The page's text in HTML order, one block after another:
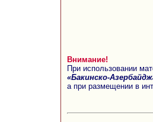
Внимание!
При использовании
«Бакинско-
а при размещении в